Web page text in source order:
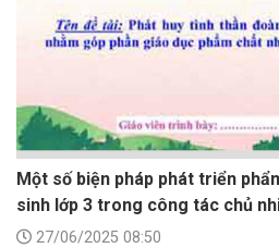
Một số biện pháp phát triển
sinh lớp 3 trong công tác chủ
27/06/2025 08:50